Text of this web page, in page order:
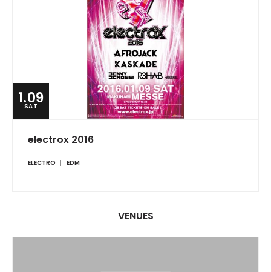
1.09
SAT
electrox 2016
ELECTRO EDM
VENUES